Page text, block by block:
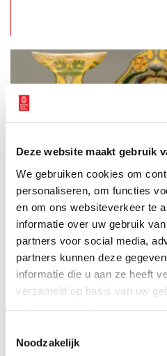
Deze website maakt gebruik
We gebruiken cookies om
personaliseren, om functies
en om ons websiteverkeer te
informatie over uw gebruik
partners voor social media,
partners kunnen deze
informatie die u aan ze heeft
verzameld op basis van uw
Noodzakelijk
Waaraan denk je bij Purmerend?
de kluiten gegroeid dorp.’ Zo
Saai? Stap het Purmerends
prachtig sieraardewerk hier is
architecten op. Trek die
weg en je ziet zowaar een kasteel.